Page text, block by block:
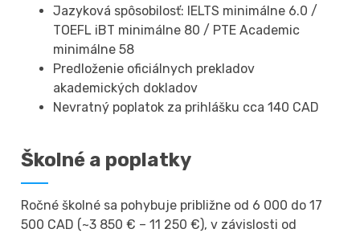
Jazyková spôsobilosť: IELTS minimálne 6.0 /
TOEFL iBT minimálne 80 / PTE Academic
minimálne 58
Predloženie oficiálnych prekladov
akademických dokladov
Nevratný poplatok za prihlášku cca 140 CAD
Školné a poplatky
Ročné školné sa pohybuje približne od 6 000 do 17
500 CAD (~3 850 € – 11 250 €), v závislosti od